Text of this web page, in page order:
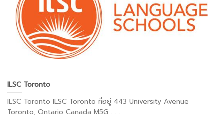
ILSC Toronto
ILSC Toronto ILSC Toronto ที่อยู่ 443 University Avenue
Toronto, Ontario Canada M5G . . .